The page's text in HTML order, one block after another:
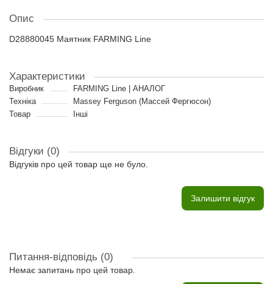
Опис
D28880045 Маятник FARMING Line
Характеристики
Виробник
FARMING Line | АНАЛОГ
Техніка
Massey Ferguson (Массей Фергюсон)
Товар
Інші
Відгуки (0)
Відгуків про цей товар ще не було.
Залишити відгук
Питання-відповідь (0)
Немає запитань про цей товар.